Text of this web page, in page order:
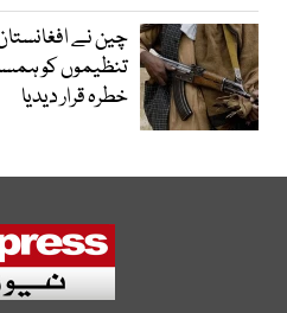
چین نے
تنظیموں کو
خطرہ قرار دیدیا